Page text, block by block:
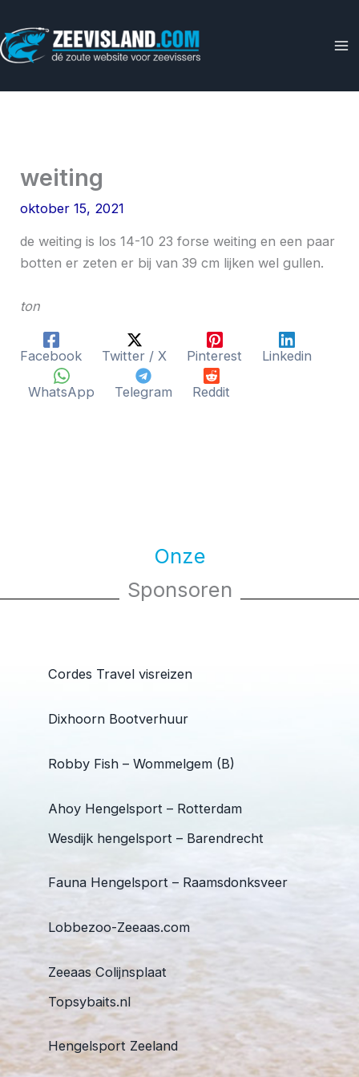
naar
de
weiting
oktober 15, 2021
de weiting is los 14-10 23 forse weiting en een paar
botten er zeten er bij van 39 cm lijken wel gullen.
ton
Facebook Twitter / X Pinterest Linkedin
WhatsApp Telegram Reddit
Onze
Sponsoren
Cordes Travel visreizen
Dixhoorn Bootverhuur
Robby Fish – Wommelgem (B)
Ahoy Hengelsport – Rotterdam
Wesdijk hengelsport – Barendrecht
Fauna Hengelsport – Raamsdonksveer
Lobbezoo-Zeeaas.com
Zeeaas Colijnsplaat
Topsybaits.nl
Hengelsport Zeeland